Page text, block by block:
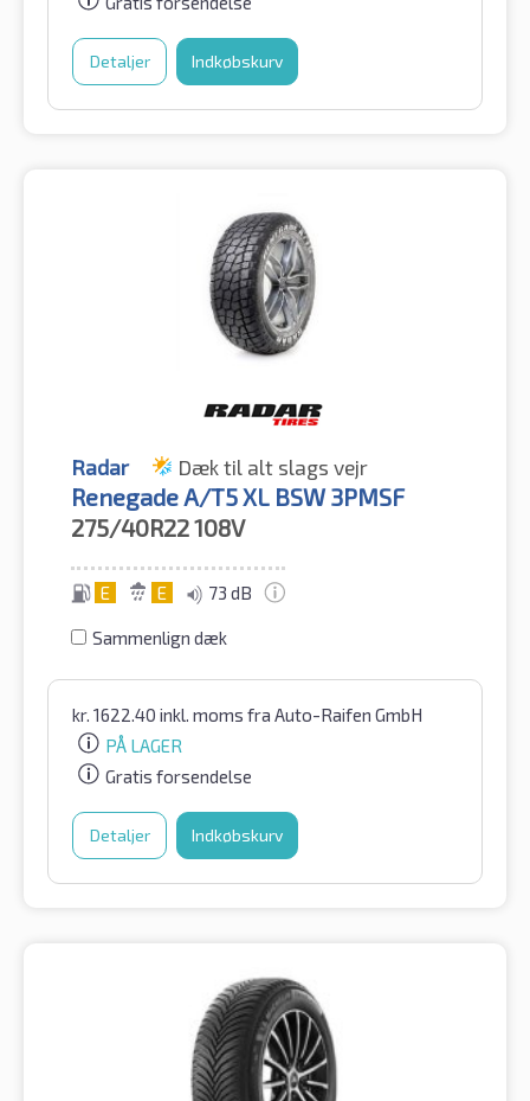
Detaljer Indkøbskurv
Radar Dæk til alt slags vejr
Renegade A/T5 XL BSW 3PMSF
275/40R22108V
E E 73 dB
Sammenlign dæk
kr. 1622.40 inkl. moms fra Auto-Raifen GmbH
PÅ LAGER
Gratis forsendelse
Detaljer Indkøbskurv